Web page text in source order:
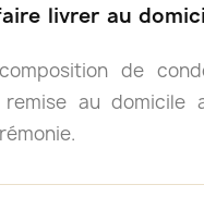
livrer au
de
au domicile